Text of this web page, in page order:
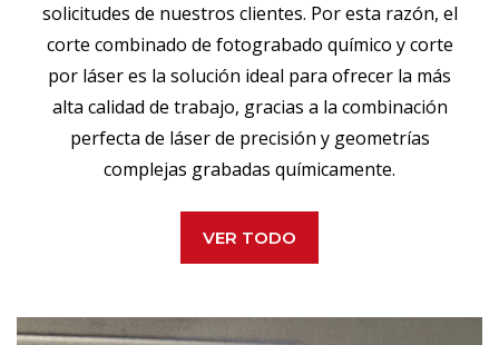
solicitudes de nuestros clientes. Por esta razón, el
corte combinado de fotograbado químico y corte
por láser es la solución ideal para ofrecer la más
alta calidad de trabajo, gracias a la combinación
perfecta de láser de precisión y geometrías
complejas grabadas químicamente.
VER TODO